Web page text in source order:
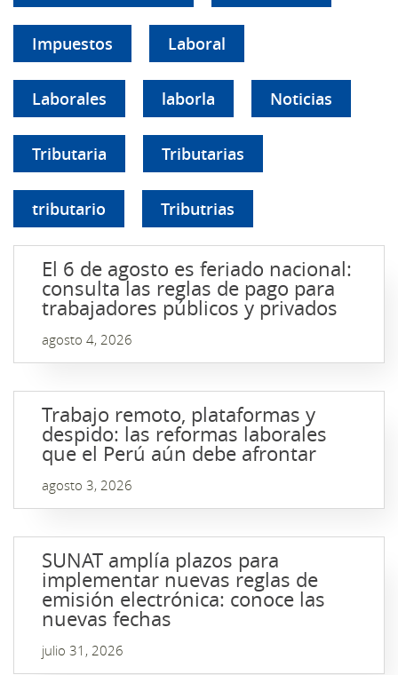
Impuestos Laboral
Laborales laborla Noticias
Tributaria Tributarias
tributario Tributrias
El 6 de agosto es feriado nacional:
consulta las reglas de pago para
trabajadores públicos y privados
agosto 4, 2026
Trabajo remoto, plataformas y
despido: las reformas laborales
que el Perú aún debe afrontar
agosto 3, 2026
SUNAT amplía plazos para
implementar nuevas reglas de
emisión electrónica: conoce las
nuevas fechas
julio 31, 2026